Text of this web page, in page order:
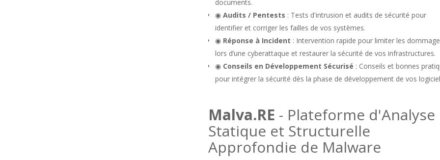
documents.
◉Audits / Pentests : Tests d'intrusion et audits de sécurité pour
identifier et corriger les failles de vos systèmes.
◉ Réponse à Incident : Intervention rapide pour limiter les
lors d’une cyberattaque et restaurer la sécurité de vos infrastructures.
◉ Conseils en Développement Sécurisé : Conseils et bonnes
pour intégrer la sécurité dès la phase de développement de vos
Malva.RE - Plateforme d'Analyse
Statique et Structurelle
Approfondie de Malware